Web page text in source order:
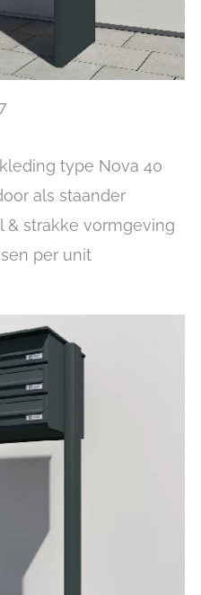
type Nova 40
als staander
& strakke vormgeving
per unit